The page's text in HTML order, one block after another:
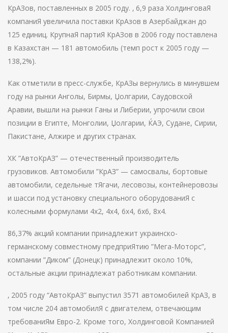
КрАЗов, поставленных в 2005 году. ‚ 6,9 раза ХолдинговаЯ
компаниЯ увеличила поставки КрАзов в Азербайджан до
125 единиц. КрупнаЯ партиЯ КрАЗов в 2006 году поставлена
в Казахстан — 181 автомобиль (темп рост к 2005 году —
138,2%).
Как отметили в пресс-службе, КрАЗы вернулись в минувшем
году на рынки Анголы, Бирмы, Џолгарии, Саудовской
Аравии, вышли на рынки Ганы и Либерии, упрочили свои
позиции в Египте, Монголии, Џолгарии, ЌАЭ, Судане, Сирии,
Пакистане, Алжире и других странах.
ХК ”АвтоКрАЗ” — отечественный производитель
грузовиков. Автомобили ”КрАЗ” — самосвалы, бортовые
автомобили, седельные тЯгачи, лесовозы, контейнеровозы
и шасси под установку специального оборудованиЯ с
колесными формулами 4х2, 4х4, 6х4, 6х6, 8х4.
86,37% акций компании принадлежит украинско-
германскому совместному предприЯтию ”Мега-Моторс”,
компании ”Диком” (Донецк) принадлежит около 10%,
остальные акции принадлежат работникам компании.
‚ 2005 году “АвтоКрАЗ” выпустил 3571 автомобилей КрАЗ, в
том числе 204 автомобилЯ с двигателем, отвечающим
требованиЯм Евро-2. Кроме того, Холдинговой Компанией